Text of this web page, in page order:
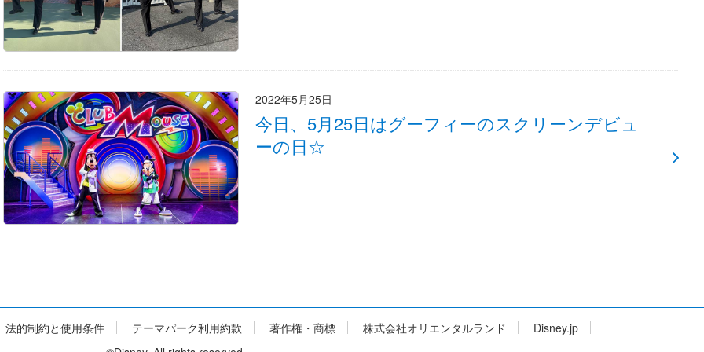
2022年5月25日
今日、5月25日はグーフィーのスクリーンデビュ
ーの日☆
法的制約と使用条件 テーマパーク利用約款 著作権・商標 株式会社オリエンタルランド
Disney.jp